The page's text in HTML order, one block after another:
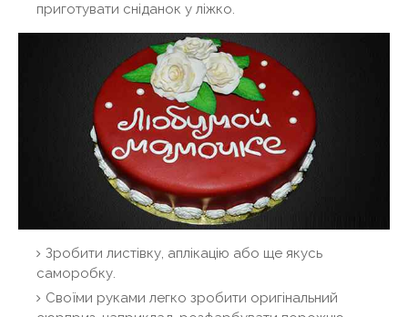
приготувати сніданок у ліжко.
Зробити листівку, аплікацію або ще якусь
саморобку.
Своїми руками легко зробити оригінальний